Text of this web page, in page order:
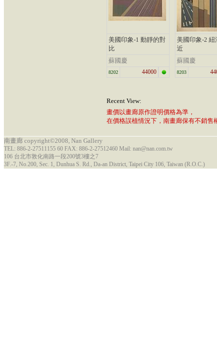
美國印象-1 動靜的對
比
蘇國慶
8202 44000
美國印象-2 紐
近
蘇國慶
8203
Recent View:
畫價以畫廊原作證明價格為準，
在價格誤植情況下，南畫廊保有不銷售
南畫廊 copyright©2008, Nan Gallery
TEL: 886-2-27511155 60 FAX: 886-2-27512460 Mail: nan@nan.com.tw
106 台北市敦化南路一段200號3樓之7
3F.-7, No.200, Sec. 1, Dunhua S. Rd., Da-an District, Taipei City 106, Taiwan (R.O.C.)